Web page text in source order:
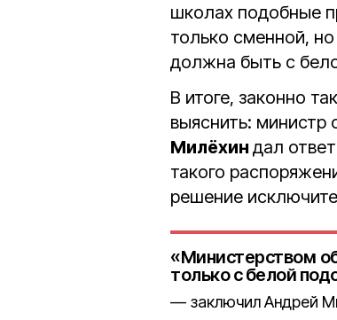
школах подобные
только сменной,
должна быть с
В итоге, законно
выяснить: министр
Милёхин дал
такого
решение
«Министерством
только с белой
заключил Андрей